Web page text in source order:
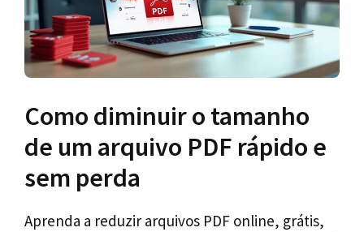
Como diminuir o tamanho
de um arquivo PDF rápido e
sem perda
Aprenda a reduzir arquivos PDF online, grátis,